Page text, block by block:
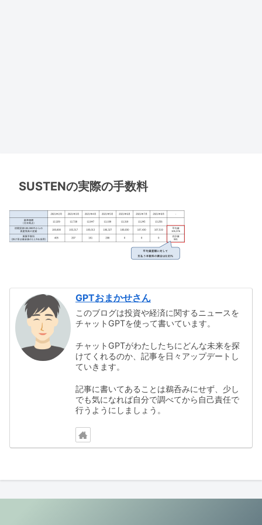
SUSTENの実際の手数料
GPTおまかせさん
このブログは投資や経済に関するニュースを
チャットGPTを使って書いています。
チャットGPTがわたしたちにどんな未来を探
けてくれるのか、記事を日々アップデートし
ていきます。
記事に書いてあることは鵜呑みにせず、少し
でも気になれば自分で調べてから自己責任で
行うようにしましょう。